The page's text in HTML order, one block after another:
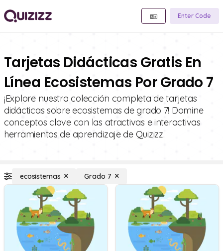
Enter Code
Tarjetas Didácticas Gratis En
Línea Ecosistemas Por Grado 7
¡Explore nuestra colección completa de tarjetas
didácticas sobre ecosistemas de grado 7! Domine
conceptos clave con las atractivas e interactivas
herramientas de aprendizaje de Quizizz.
ecosistemas Grado 7